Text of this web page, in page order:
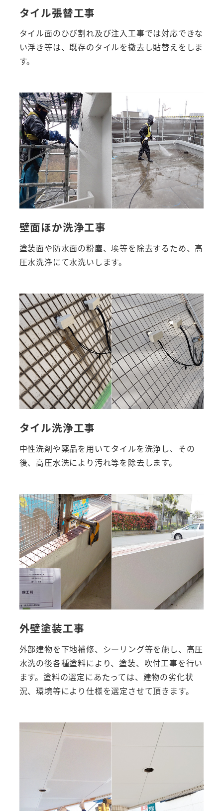
タイル張替工事
タイル面のひび割れ及び注入工事では対応できな
い浮き等は、既存のタイルを撤去し貼替えをしま
す。
壁面ほか洗浄工事
塗装面や防水面の粉塵、埃等を除去するため、高
圧水洗浄にて水洗いします。
タイル洗浄工事
中性洗剤や薬品を用いてタイルを洗浄し、その
後、高圧水洗により汚れ等を除去します。
外壁塗装工事
外部建物を下地補修、シーリング等を施し、高圧
水洗の後各種塗料により、塗装、吹付工事を行い
ます。塗料の選定にあたっては、建物の劣化状
況、環境等により仕様を選定させて頂きます。